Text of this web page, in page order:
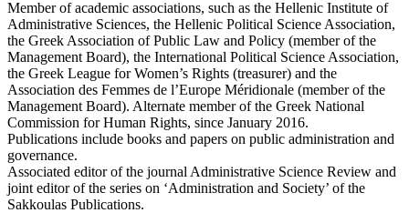
Member of academic associations, such as the Hellenic Institute of
Administrative Sciences, the Hellenic Political Science Association,
the Greek Association of Public Law and Policy (member of the
Management Board), the International Political Science Association,
the Greek League for Women’s Rights (treasurer) and the
Association des Femmes de l’Europe Méridionale (member of the
Management Board). Alternate member of the Greek National
Commission for Human Rights, since January 2016.
Publications include books and papers on public administration and
governance.
Associated editor of the journal Administrative Science Review and
joint editor of the series on ‘Administration and Society’ of the
Sakkoulas Publications.